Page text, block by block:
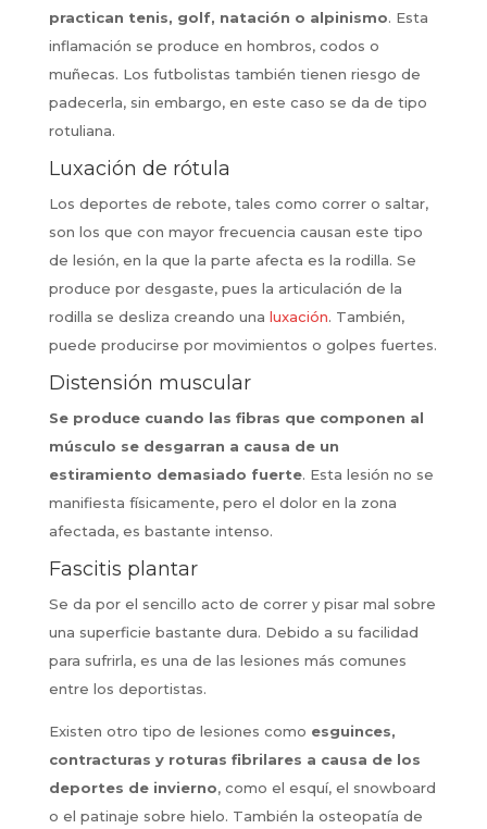
practican tenis, golf, natación o alpinismo. Esta
inflamación se produce en hombros, codos o
muñecas. Los futbolistas también tienen riesgo de
padecerla, sin embargo, en este caso se da de tipo
rotuliana.
Luxación de rótula
Los deportes de rebote, tales como correr o saltar,
son los que con mayor frecuencia causan este tipo
de lesión, en la que la parte afecta es la rodilla. Se
produce por desgaste, pues la articulación de la
rodilla se desliza creando una luxación. También,
puede producirse por movimientos o golpes fuertes.
Distensión muscular
Se produce cuando las fibras que componen al
músculo se desgarran a causa de un
estiramiento demasiado fuerte. Esta lesión no se
manifiesta físicamente, pero el dolor en la zona
afectada, es bastante intenso.
Fascitis plantar
Se da por el sencillo acto de correr y pisar mal sobre
una superficie bastante dura. Debido a su facilidad
para sufrirla, es una de las lesiones más comunes
entre los deportistas.
Existen otro tipo de lesiones como esguinces,
contracturas y roturas fibrilares a causa de los
deportes de invierno, como el esquí, el snowboard
o el patinaje sobre hielo. También la osteopatía de